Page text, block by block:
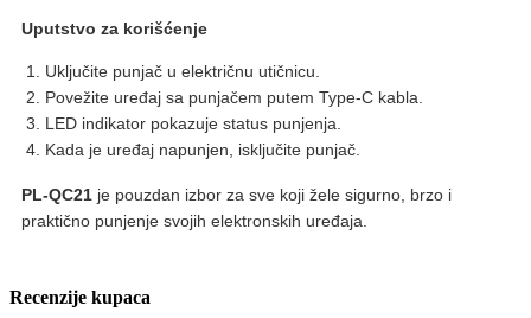
Uputstvo za korišćenje
Uključite punjač u električnu utičnicu.
Povežite uređaj sa punjačem putem Type-C kabla.
LED indikator pokazuje status punjenja.
Kada je uređaj napunjen, isključite punjač.
PL-QC21 je pouzdan izbor za sve koji žele sigurno, brzo i
praktično punjenje svojih elektronskih uređaja.
Recenzije kupaca